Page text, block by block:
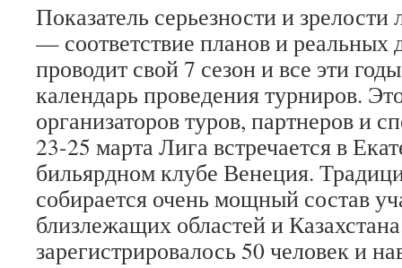
Показатель серьезности и
— соответствие планов и реальных
проводит свой 7 сезон и все эти
календарь проведения турниров.
организаторов туров, партнеров и
23-25 марта Лига встречается в
бильярдном клубе Венеция.
собирается очень мощный состав
близлежащих областей и
зарегистрировалось 50 человек и